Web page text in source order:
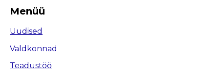
Menüü
Uudised
Valdkonnad
Teadustöö